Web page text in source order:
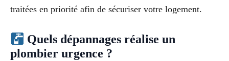
traitées en priorité afin de sécuriser votre logement.
Quels dépannages réalise un
plombier urgence ?